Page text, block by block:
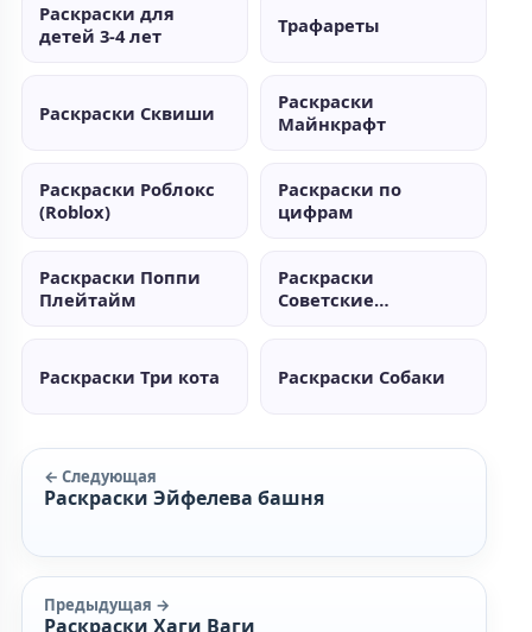
Раскраски для
детей 3-4 лет
Трафареты
Раскраски Сквиши
Раскраски
Майнкрафт
Раскраски Роблокс
(Roblox)
Раскраски по
цифрам
Раскраски Поппи
Плейтайм
Раскраски
Советские
Раскраски Три кота Раскраски Собаки
← Следующая
Раскраски Эйфелева башня
Предыдущая →
Раскраски Хаги Ваги